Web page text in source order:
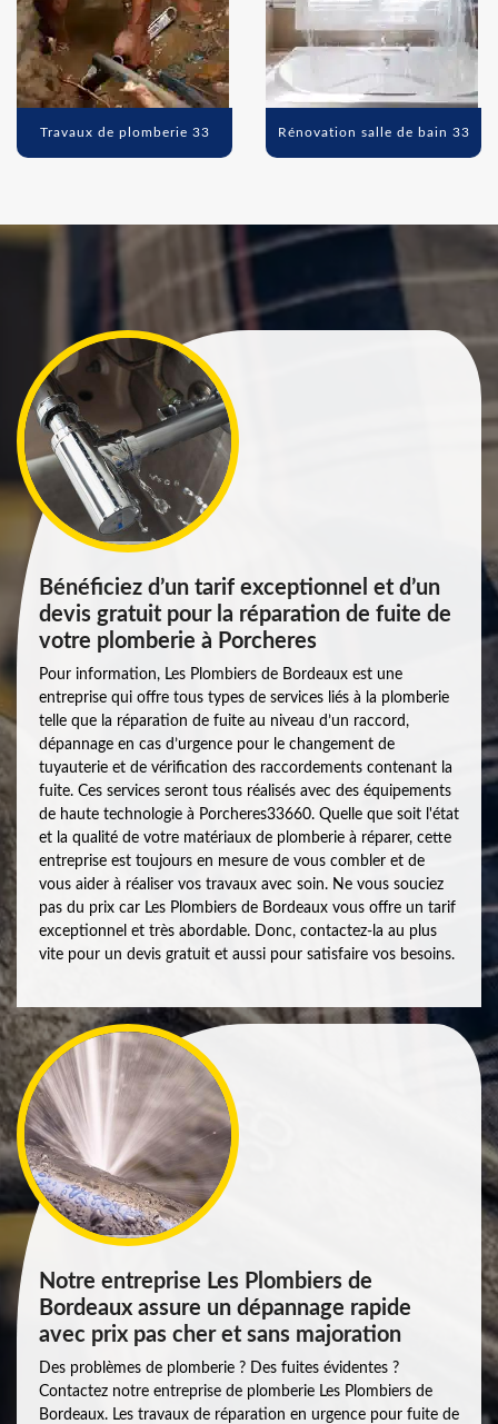
Travaux de plomberie 33 Rénovation salle de bain 33
Bénéficiez d’un tarif exceptionnel et d’un
devis gratuit pour la réparation de fuite de
votre plomberie à Porcheres
Pour information, Les Plombiers de Bordeaux est une
entreprise qui offre tous types de services liés à la plomberie
telle que la réparation de fuite au niveau d’un raccord,
dépannage en cas d’urgence pour le changement de
tuyauterie et de vérification des raccordements contenant la
fuite. Ces services seront tous réalisés avec des équipements
de haute technologie à Porcheres33660. Quelle que soit l'état
et la qualité de votre matériaux de plomberie à réparer, cette
entreprise est toujours en mesure de vous combler et de
vous aider à réaliser vos travaux avec soin. Ne vous souciez
pas du prix car Les Plombiers de Bordeaux vous offre un tarif
exceptionnel et très abordable. Donc, contactez-la au plus
vite pour un devis gratuit et aussi pour satisfaire vos besoins.
Notre entreprise Les Plombiers de
Bordeaux assure un dépannage rapide
avec prix pas cher et sans majoration
Des problèmes de plomberie ? Des fuites évidentes ?
Contactez notre entreprise de plomberie Les Plombiers de
Bordeaux. Les travaux de réparation en urgence pour fuite de